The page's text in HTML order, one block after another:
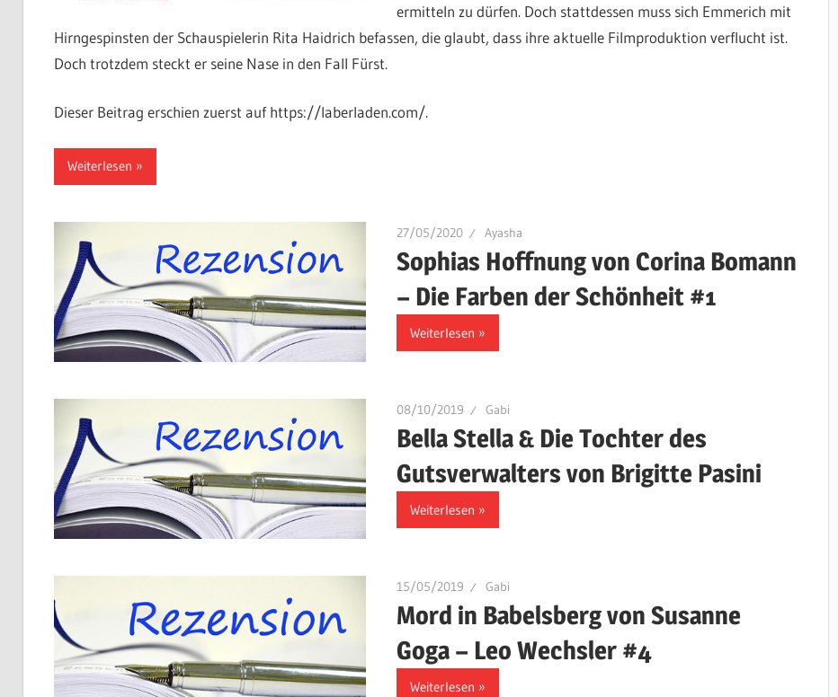
ermitteln zu dürfen. Doch stattdessen muss sich Emmerich mit
Hirngespinsten der Schauspielerin Rita Haidrich befassen, die glaubt, dass ihre aktuelle Filmproduktion verflucht ist.
Doch trotzdem steckt er seine Nase in den Fall Fürst.
Dieser Beitrag erschien zuerst auf https://laberladen.com/.
Weiterlesen
27/05/2020 Ayasha
Sophias Hoffnung von Corina Bomann
– Die Farben der Schönheit #1
Weiterlesen
08/10/2019 Gabi
Bella Stella & Die Tochter des
Gutsverwalters von Brigitte Pasini
Weiterlesen
15/05/2019 Gabi
Mord in Babelsberg von Susanne
Goga – Leo Wechsler #4
Weiterlesen